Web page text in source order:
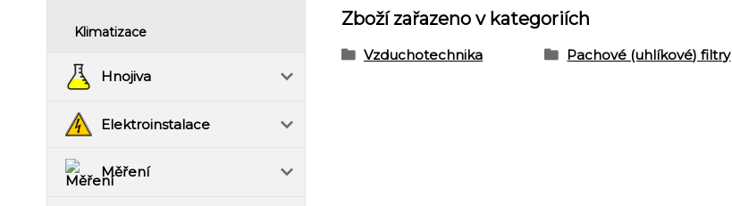
Klimatizace
Hnojiva
Elektroinstalace
Měření
Zboží zařazeno v kategoriích
Vzduchotechnika Pachové (uhlíkové) filtry